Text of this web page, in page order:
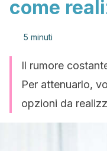
come
5 minuti
Il rumore
Per attenuarlo,
opzioni da